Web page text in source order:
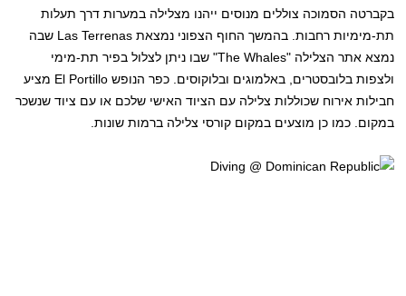
בקברטה הסמוכה צוללים מנוסים ייהנו מצלילה במערות דרך תעלות
תת-מימיות רחבות. בהמשך החוף הצפוני נמצאת Las Terrenas שבה
נמצא אתר הצלילה "The Whales" שבו ניתן לצלול בפיר תת-מימי
ולצפות בלובסטרים, באלמוגים ובלוקוסים. כפר הנופש El Portillo מציע
חבילות אירוח שכוללות צלילה עם הציוד האישי שלכם או עם ציוד שנשכר
במקום. כמו כן מוצעים במקום קורסי צלילה ברמות שונות.